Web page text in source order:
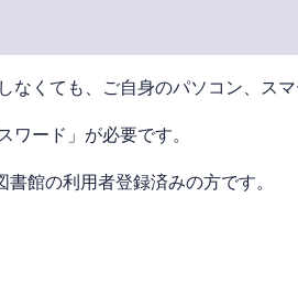
くても、ご⾃⾝のパソコン、ス
ワード」が必要です。
館の利⽤者登録済みの⽅です。